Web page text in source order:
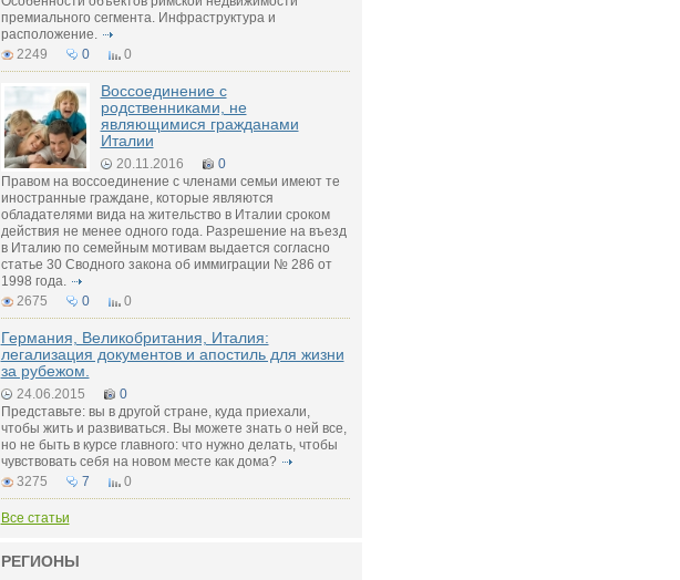
премиального сегмента. Инфраструктура и
расположение.
2249
0 0
Воссоединение с
родственниками, не
являющимися гражданами
Италии
20.11.2016
0
Правом на воссоединение с членами семьи имеют те
иностранные граждане, которые являются
обладателями вида на жительство в Италии сроком
действия не менее одного года. Разрешение на въезд
в Италию по семейным мотивам выдается согласно
статье 30 Сводного закона об иммиграции № 286 от
1998 года.
2675
0 0
Германия, Великобритания, Италия:
легализация документов и апостиль для жизни
за рубежом.
24.06.2015
0
Представьте: вы в другой стране, куда приехали,
чтобы жить и развиваться. Вы можете знать о ней все,
но не быть в курсе главного: что нужно делать, чтобы
чувствовать себя на новом месте как дома?
3275
7 0
Все статьи
РЕГИОНЫ